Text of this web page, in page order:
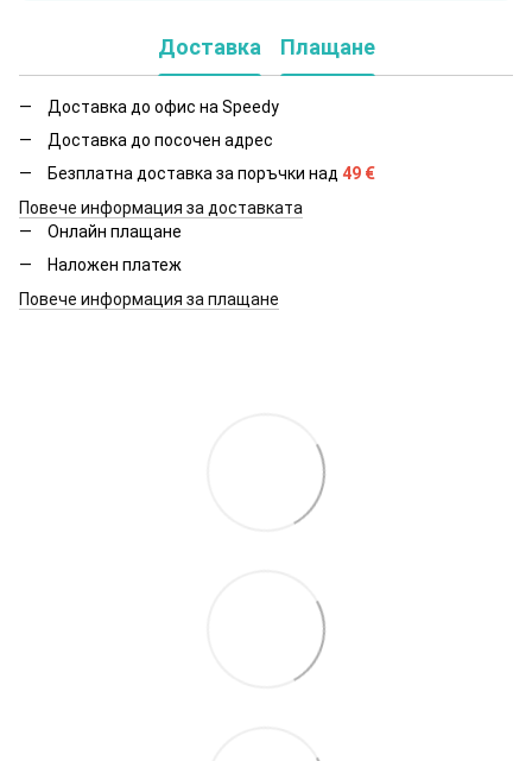
Доставка Плащане
Доставка до офис на Speedy
Доставка до посочен адрес
Безплатна доставка за поръчки над 49 €
Повече информация за доставката
Онлайн плащане
Наложен платеж
Повече информация за плащане